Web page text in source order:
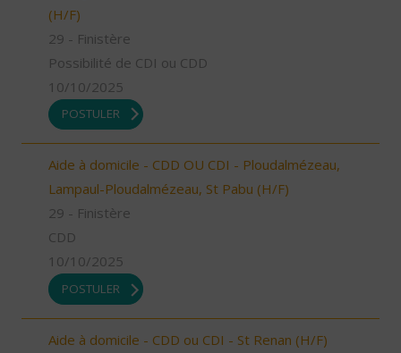
(H/F)
29 - Finistère
Possibilité de CDI ou CDD
10/10/2025
POSTULER
Aide à domicile - CDD OU CDI - Ploudalmézeau,
Lampaul-Ploudalmézeau, St Pabu (H/F)
29 - Finistère
CDD
10/10/2025
POSTULER
Aide à domicile - CDD ou CDI - St Renan (H/F)